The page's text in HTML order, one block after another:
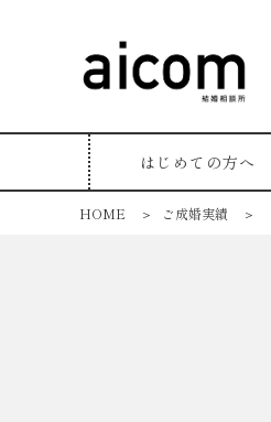
はじめての方へ
HOME ＞ ご成婚実績 ＞